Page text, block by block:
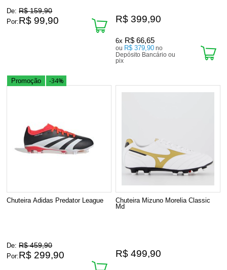
De: R$ 159,90
Por:R$ 99,90 R$ 399,90
6x R$ 66,65
ou R$ 379,90 no
Depósito Bancário ou
pix
Promoção -34%
Chuteira Adidas Predator League
De: R$ 459,90
Por:R$ 299,90
Chuteira Mizuno Morelia Classic
Md
R$ 499,90